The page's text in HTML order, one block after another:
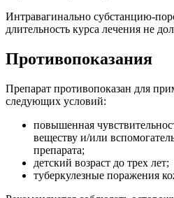
Интравагинально субстанцию-
длительность курса лечения не
Противопоказания
Препарат противопоказан для
следующих условий:
повышенная
веществу и/или
препарата;
детский возраст до трех лет;
туберкулезные поражения